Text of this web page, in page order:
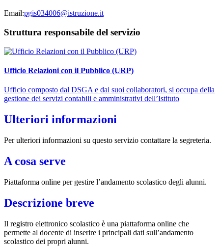
Email:pgis034006@istruzione.it
Struttura responsabile del servizio
Ufficio Relazioni con il Pubblico (URP)
Ufficio composto dal DSGA e dai suoi collaboratori, si occupa della
gestione dei servizi contabili e amministrativi dell’Istituto
Ulteriori informazioni
Per ulteriori informazioni su questo servizio contattare la segreteria.
A cosa serve
Piattaforma online per gestire l’andamento scolastico degli alunni.
Descrizione breve
Il registro elettronico scolastico è una piattaforma online che
permette al docente di inserire i principali dati sull’andamento
scolastico dei propri alunni.